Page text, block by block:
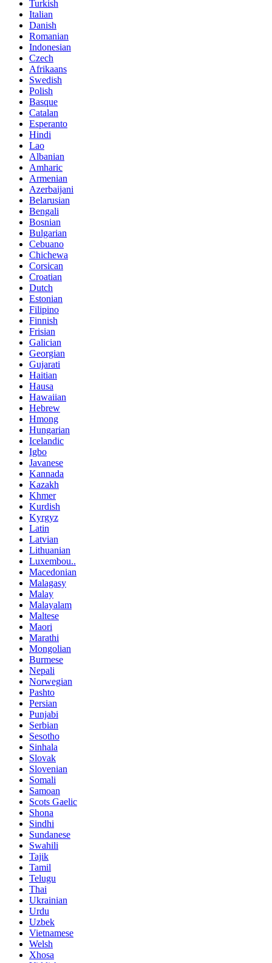
Turkish
Italian
Danish
Romanian
Indonesian
Czech
Afrikaans
Swedish
Polish
Basque
Catalan
Esperanto
Hindi
Lao
Albanian
Amharic
Armenian
Azerbaijani
Belarusian
Bengali
Bosnian
Bulgarian
Cebuano
Chichewa
Corsican
Croatian
Dutch
Estonian
Filipino
Finnish
Frisian
Galician
Georgian
Gujarati
Haitian
Hausa
Hawaiian
Hebrew
Hmong
Hungarian
Icelandic
Igbo
Javanese
Kannada
Kazakh
Khmer
Kurdish
Kyrgyz
Latin
Latvian
Lithuanian
Luxembou..
Macedonian
Malagasy
Malay
Malayalam
Maltese
Maori
Marathi
Mongolian
Burmese
Nepali
Norwegian
Pashto
Persian
Punjabi
Serbian
Sesotho
Sinhala
Slovak
Slovenian
Somali
Samoan
Scots Gaelic
Shona
Sindhi
Sundanese
Swahili
Tajik
Tamil
Telugu
Thai
Ukrainian
Urdu
Uzbek
Vietnamese
Welsh
Xhosa